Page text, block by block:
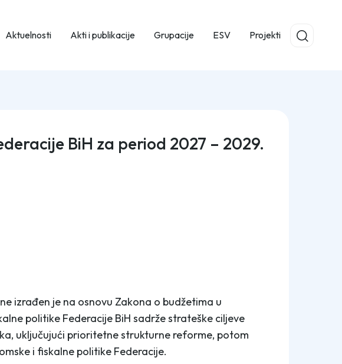
Aktuelnosti Akti i publikacije Grupacije ESV Projekti
BiH za period 2027 – 2029.
izrađen je na osnovu Zakona o budžetima u
politike Federacije BiH sadrže strateške ciljeve
uključujući prioritetne strukturne reforme, potom
i fiskalne politike Federacije.